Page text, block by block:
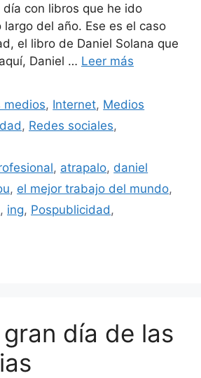
día con libros que he ido
largo del año. Ese es el caso
el libro de Daniel Solana que
Daniel … Leer más
medios, Internet, Medios
, Redes sociales,
, atrapalo, daniel
, el mejor trabajo del mundo,
, ing, Pospublicidad ,
día de las